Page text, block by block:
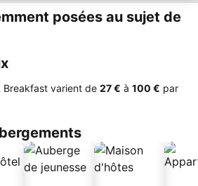
posées au sujet de
Breakfast varient de ‎27 € à ‎100 € par